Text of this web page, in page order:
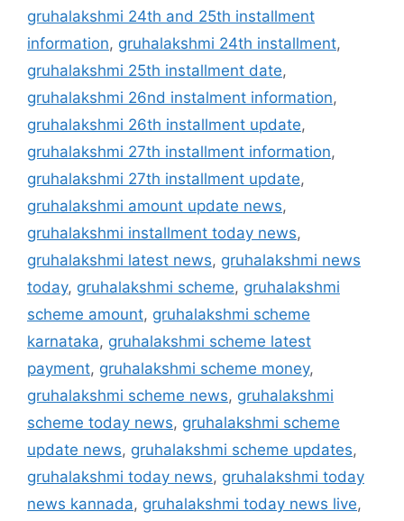
gruhalakshmi 24th and 25th installment
information, gruhalakshmi 24th installment,
gruhalakshmi 25th installment date,
gruhalakshmi 26nd instalment information,
gruhalakshmi 26th installment update,
gruhalakshmi 27th installment information,
gruhalakshmi 27th installment update,
gruhalakshmi amount update news,
gruhalakshmi installment today news,
gruhalakshmi latest news, gruhalakshmi news
today, gruhalakshmi scheme, gruhalakshmi
scheme amount, gruhalakshmi scheme
karnataka, gruhalakshmi scheme latest
payment, gruhalakshmi scheme money,
gruhalakshmi scheme news, gruhalakshmi
scheme today news, gruhalakshmi scheme
update news, gruhalakshmi scheme updates,
gruhalakshmi today news, gruhalakshmi today
news kannada, gruhalakshmi today news live,